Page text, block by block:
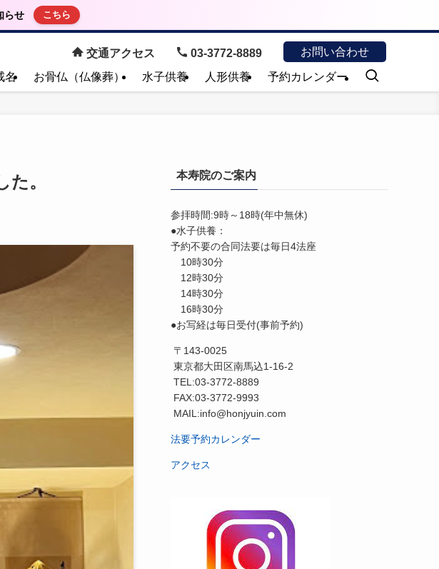
らせ こちら
交通アクセス 03-3772-8889 お問い合わせ
名 お骨仏（仏像葬） 水子供養 人形供養 予約カレンダー
。 本寿院のご案内
参拝時間:9時～18時(年中無休)
●水子供養：
予約不要の合同法要は毎日4法座
10時30分
12時30分
14時30分
16時30分
●お写経は毎日受付(事前予約)
〒143-0025
東京都大田区南馬込1-16-2
TEL:03-3772-8889
FAX:03-3772-9993
MAIL:info@honjyuin.com
法要予約カレンダー
アクセス